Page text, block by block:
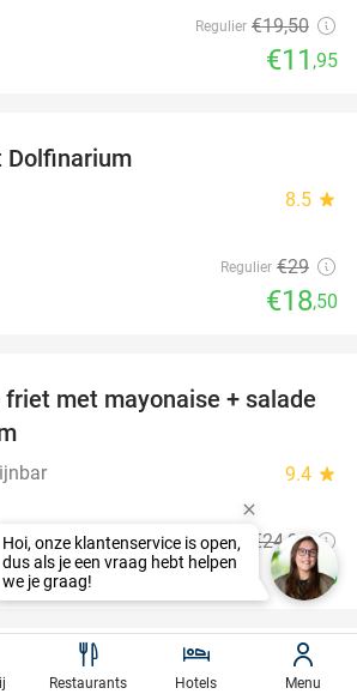
Regulier €19,50
€11 ,95
Dolfinarium
8.5 star
Regulier €29
€18,50
36%
friet met mayonaise + salade
9.4 star
Regulier €24 ,95
€16
42%
bij Stan Arnhem
Restaurants Hotels Menu
Hoi, onze klantenservice is open,
dus als je een vraag hebt helpen
we je graag!